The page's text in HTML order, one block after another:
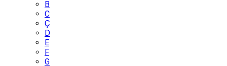
B
C
Ç
D
E
F
G